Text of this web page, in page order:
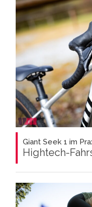
Giant Seek 1 im
Hightech-